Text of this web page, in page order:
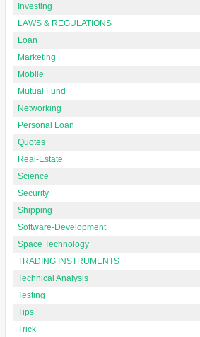
Investing
LAWS & REGULATIONS
Loan
Marketing
Mobile
Mutual Fund
Networking
Personal Loan
Quotes
Real-Estate
Science
Security
Shipping
Software-Development
Space Technology
TRADING INSTRUMENTS
Technical Analysis
Testing
Tips
Trick